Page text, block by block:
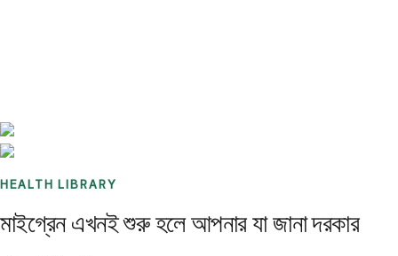
HEALTH LIBRARY
মাইগ্রেন এখনই শুরু হলে আপনার যা জানা দরকার